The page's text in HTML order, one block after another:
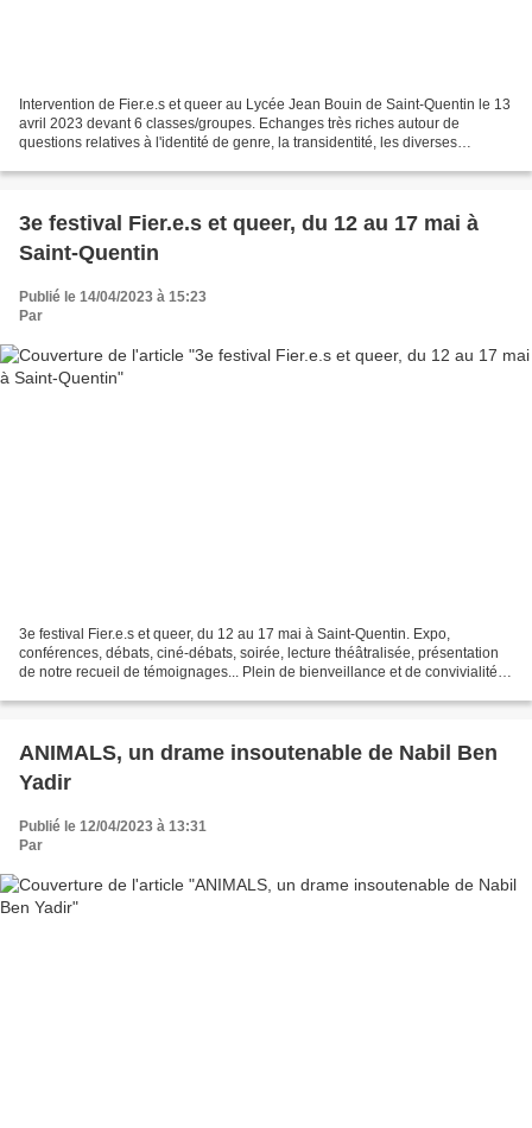
Intervention de Fier.e.s et queer au Lycée Jean Bouin de Saint-Quentin le 13
avril 2023 devant 6 classes/groupes. Echanges très riches autour de
questions relatives à l'identité de genre, la transidentité, les diverses
3e festival Fier.e.s et queer, du 12 au 17 mai à
Saint-Quentin
Publié le 14/04/2023 à 15:23
Par
3e festival Fier.e.s et queer, du 12 au 17 mai à Saint-Quentin. Expo,
conférences, débats, ciné-débats, soirée, lecture théâtralisée, présentation
de notre recueil de témoignages... Plein de bienveillance et de convivialité.
ANIMALS, un drame insoutenable de Nabil Ben
Yadir
Publié le 12/04/2023 à 13:31
Par